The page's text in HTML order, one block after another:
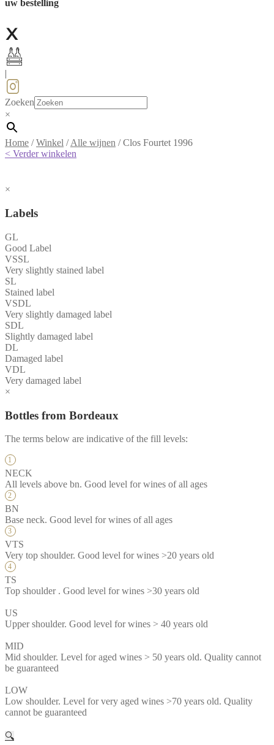
uw bestelling
Zoeken
×
Home /Winkel /Alle wijnen /Clos Fourtet 1996
< Verder winkelen
×
Labels
GL
Good Label
VSSL
Very slightly stained label
SL
Stained label
VSDL
Very slightly damaged label
SDL
Slightly damaged label
DL
Damaged label
VDL
Very damaged label
×
Bottles from Bordeaux
The terms below are indicative of the fill levels:
NECK
All levels above bn. Good level for wines of all ages
BN
Base neck. Good level for wines of all ages
VTS
Very top shoulder. Good level for wines >20 years old
TS
Top shoulder . Good level for wines >30 years old
US
Upper shoulder. Good level for wines > 40 years old
MID
Mid shoulder. Level for aged wines > 50 years old. Quality cannot
be guaranteed
LOW
Low shoulder. Level for very aged wines >70 years old. Quality
cannot be guaranteed
🔍